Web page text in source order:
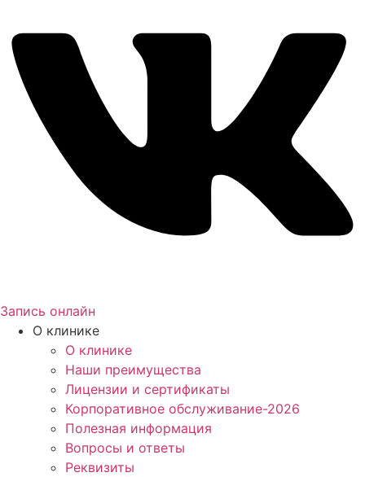
Запись онлайн
О клинике
О клинике
Наши преимущества
Лицензии и сертификаты
Корпоративное обслуживание-2026
Полезная информация
Вопросы и ответы
Реквизиты